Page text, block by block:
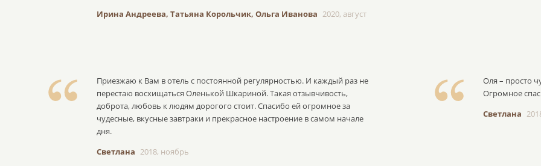
Ирина Андреева, Татьяна Корольчик, Ольга Иванова 2020, август
Приезжаю к Вам в отель с постоянной регулярностью. И каждый раз не
перестаю восхищаться Оленькой Шкариной. Такая отзывчивость,
доброта, любовь к людям дорогого стоит. Спасибо ей огромное за
чудесные, вкусные завтраки и прекрасное настроение в самом начале
дня.
Светлана 2018, ноябрь
Оля – просто
Огромное
Светлана